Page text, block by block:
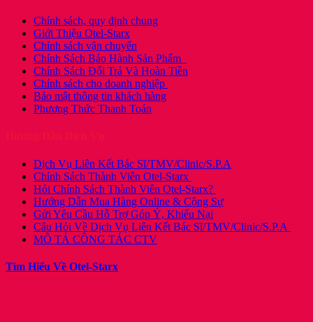
Chính sách, quy định chung
Giới Thiệu Otel-Starx
Chính sách vận chuyển
Chính Sách Bảo Hành Sản Phẩm
Chính Sách Đổi Trả Và Hoàn Tiền
Chính sách cho doanh nghiệp
Bảo mật thông tin khách hàng
Phương Thức Thanh Toán
Dịch Vụ Liên Kết Bác Sĩ/TMV/Clinic/S.P.A
Chính Sách Thành Viên Otel-Starx
Hỏi Chính Sách Thành Viên Otel-Starx?
Hướng Dẫn Mua Hàng Online & Cộng Sự
Gửi Yêu Cầu Hỗ Trợ Góp Ý, Khiếu Nại
Câu Hỏi Về Dịch Vụ Liên Kết Bác Sĩ/TMV/Clinic/S.P.A
MÔ TẢ CÔNG TÁC CTV
Tìm Hiểu Về Otel-Starx